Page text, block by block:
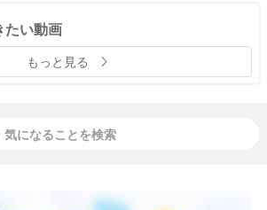
たい動画
もっと見る